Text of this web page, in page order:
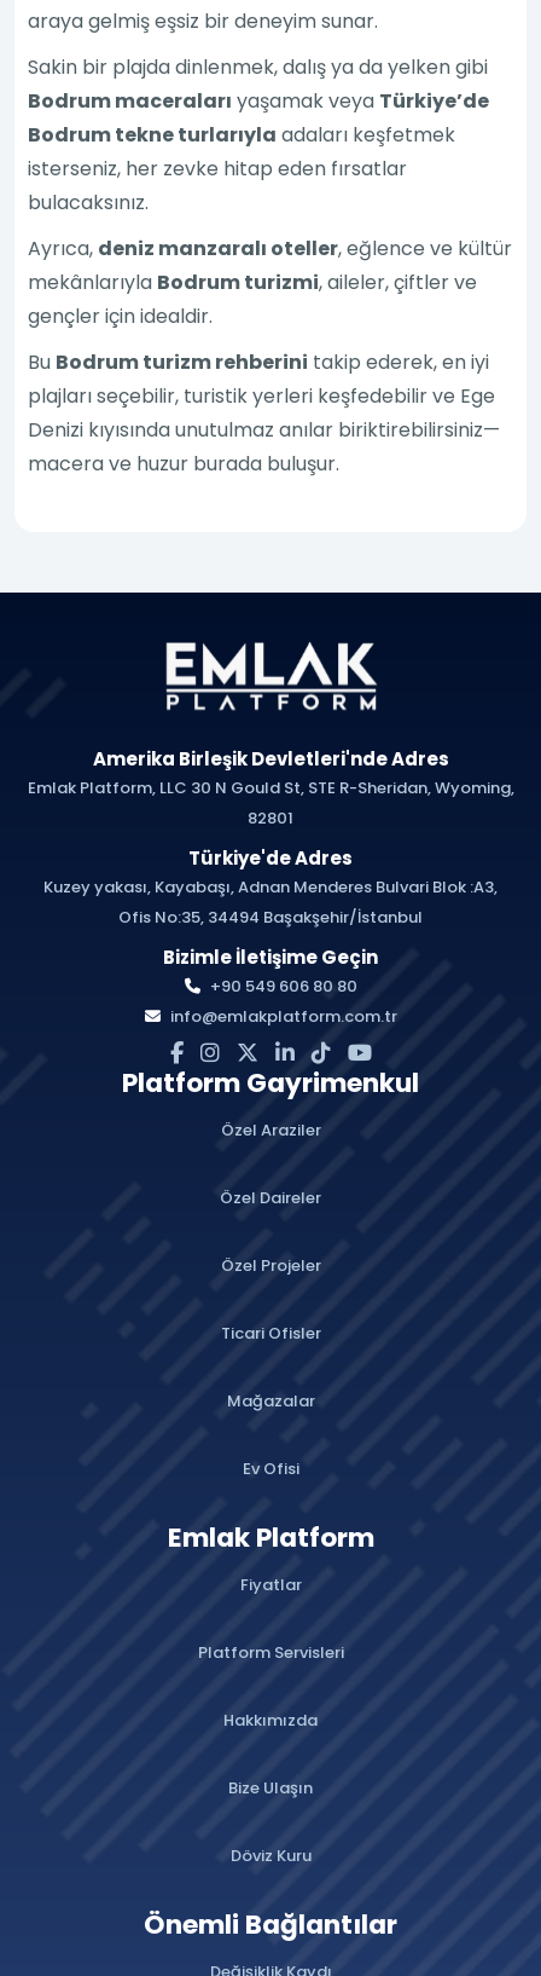
araya gelmiş eşsiz bir deneyim sunar.
Sakin bir plajda dinlenmek, dalış ya da yelken gibi
Bodrum maceraları yaşamak veya Türkiye’de
Bodrum tekne turlarıyla adaları keşfetmek
isterseniz, her zevke hitap eden fırsatlar
bulacaksınız.
Ayrıca, deniz manzaralı oteller, eğlence ve kültür
mekânlarıyla Bodrum turizmi, aileler, çiftler ve
gençler için idealdir.
Bu Bodrum turizm rehberini takip ederek, en iyi
plajları seçebilir, turistik yerleri keşfedebilir ve Ege
Denizi kıyısında unutulmaz anılar biriktirebilirsiniz—
macera ve huzur burada buluşur.
Amerika Birleşik Devletleri'nde Adres
Emlak Platform, LLC 30 N Gould St, STE R-Sheridan, Wyoming,
82801
Türkiye'de Adres
Kuzey yakası, Kayabaşı, Adnan Menderes Bulvari Blok :A3,
Ofis No:35, 34494 Başakşehir/İstanbul
Bizimle İletişime Geçin
+90 549 606 80 80
info@emlakplatform.com.tr
Platform Gayrimenkul
Özel Araziler
Özel Daireler
Özel Projeler
Ticari Ofisler
Mağazalar
Ev Ofisi
Emlak Platform
Fiyatlar
Platform Servisleri
Hakkımızda
Bize Ulaşın
Döviz Kuru
Önemli Bağlantılar